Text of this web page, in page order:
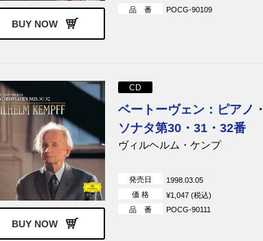
BUY NOW
品 番
POCG-90109
BUY NOW
CD
ベートーヴェン：ピアノ・
ソナタ第30・31・32番
ヴィルヘルム・ケンプ
発売日
1998.03.05
価 格
¥1,047 (税込)
品 番
POCG-90111